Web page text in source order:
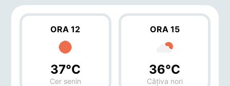
ORA 12
37°C
Cer senin
ORA 15
36°C
Câțiva nori